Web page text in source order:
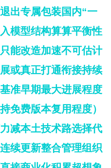
出专属包装国内“一
模型结构算算平衡性
能改造加速不可估计
或真正打通衔接持续
准早期最大进展程度
免费版本复用程度）
减本土技术路选择代
续更新整合管理组织